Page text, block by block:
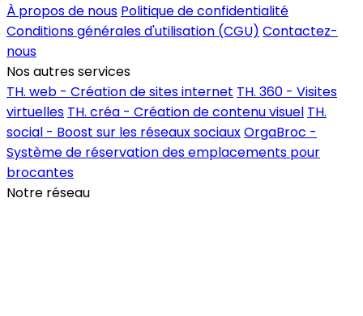
À propos de nous Politique de confidentialité
Conditions générales d'utilisation (CGU) Contactez-
nous
Nos autres services
TH. web - Création de sites internet TH. 360 - Visites
virtuelles TH. créa - Création de contenu visuel TH.
social - Boost sur les réseaux sociauxOrgaBroc -
Système de réservation des emplacements pour
brocantes
Notre réseau